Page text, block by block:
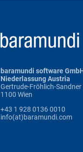
baramundi software
Niederlassung Austria
Gertrude-Fröhlich-Sandner
1100 Wien
+43 1 928 0136 0010
info(at)baramundi.com